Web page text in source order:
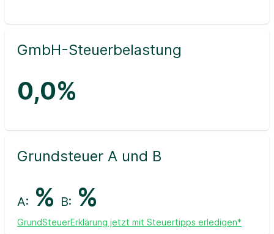
GmbH-Steuerbelastung
0,0%
Grundsteuer A und B
A: % B: %
GrundSteuerErklärung jetzt mit Steuertipps erledigen*